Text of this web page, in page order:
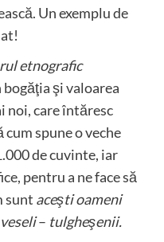
Un exemplu de
etnografic
şi valoarea
noi, care întăresc
spune o veche
de cuvinte, iar
pentru a ne face să
sunt aceşti oameni
– tulgheşenii.